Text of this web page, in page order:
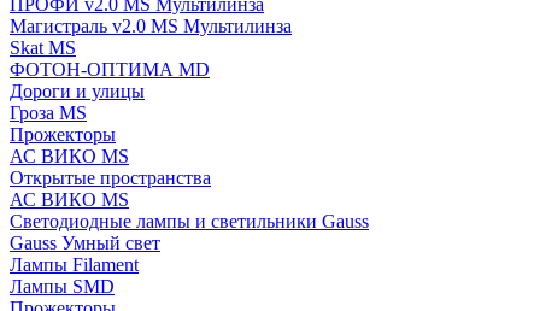
ПРОФИ v2.0 MS Мультилинза
Магистраль v2.0 MS Мультилинза
Skat MS
ФОТОН-ОПТИМА MD
Дороги и улицы
Гроза MS
Прожекторы
АС ВИКО MS
Открытые пространства
АС ВИКО MS
Светодиодные лампы и светильники Gauss
Gauss Умный свет
Лампы Filament
Лампы SMD